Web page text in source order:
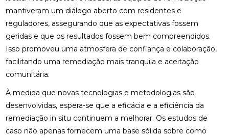
mantiveram um diálogo aberto com residentes e
reguladores, assegurando que as expectativas fossem
geridas e que os resultados fossem bem compreendidos.
Isso promoveu uma atmosfera de confiança e colaboração,
facilitando uma remediação mais tranquila e aceitação
comunitária.
À medida que novas tecnologias e metodologias são
desenvolvidas, espera-se que a eficácia e a eficiência da
remediação in situ continuem a melhorar. Os estudos de
caso não apenas fornecem uma base sólida sobre como